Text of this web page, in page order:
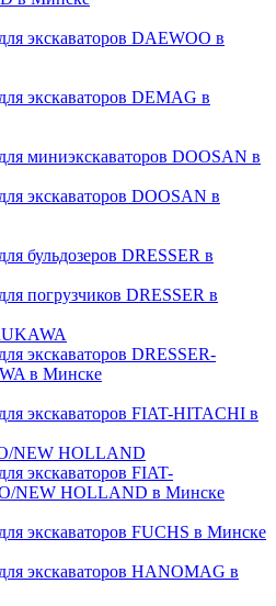
экскаваторов DAEWOO в
экскаваторов DEMAG в
миниэкскаваторов DOOSAN в
экскаваторов DOOSAN в
бульдозеров DRESSER в
погрузчиков DRESSER в
экскаваторов DRESSER-
в Минске
экскаваторов FIAT-HITACHI в
NEW HOLLAND
экскаваторов FIAT-
NEW HOLLAND в Минске
экскаваторов FUCHS в Минске
экскаваторов HANOMAG в